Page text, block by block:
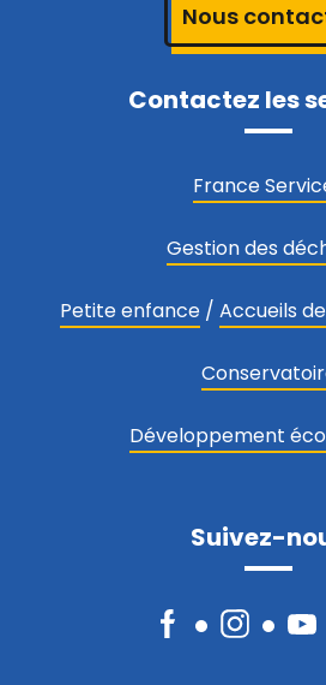
Nous
Contactez les
France
Gestion des
Petite enfance / Accueils
Développement
Suivez-
FacebookInstagram